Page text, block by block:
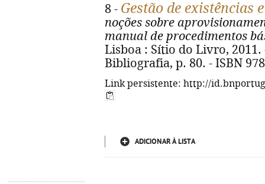
8 - Gestão de existências
noções sobre
manual de procedimentos
Lisboa : Sítio do Livro, 2011.
Bibliografia, p. 80. - ISBN
Link persistente: http://
ADICIONAR À LISTA